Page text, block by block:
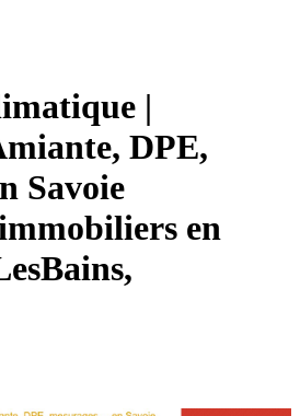
|
DPE,
Savoie
en